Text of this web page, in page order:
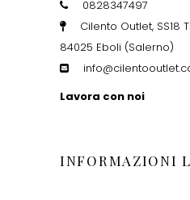
0828347497
Cilento Outlet, SS18
84025 Eboli (Salerno)
Lavora con noi
INFORMAZIONI